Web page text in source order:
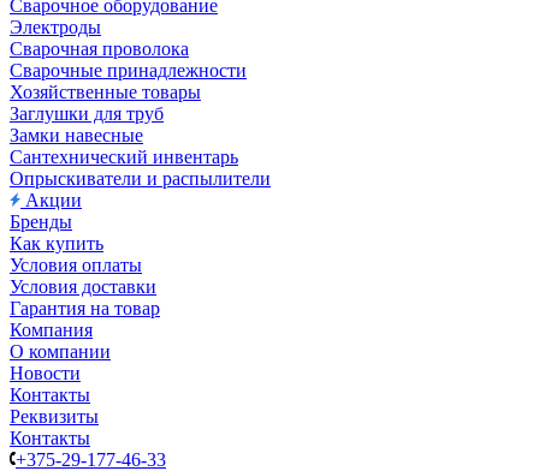
Сварочное оборудование
Электроды
Сварочная проволока
Сварочные принадлежности
Хозяйственные товары
Заглушки для труб
Замки навесные
Сантехнический инвентарь
Опрыскиватели и распылители
Акции
Бренды
Как купить
Условия оплаты
Условия доставки
Гарантия на товар
Компания
О компании
Новости
Контакты
Реквизиты
Контакты
+375-29-177-46-33